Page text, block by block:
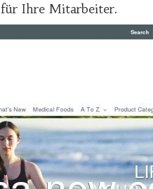
Ihre Mitarbeiter.